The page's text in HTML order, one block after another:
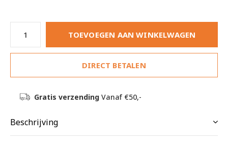
TOEVOEGEN AAN WINKELWAGEN
DIRECT BETALEN
Gratis verzendingVanaf €50,-
Beschrijving